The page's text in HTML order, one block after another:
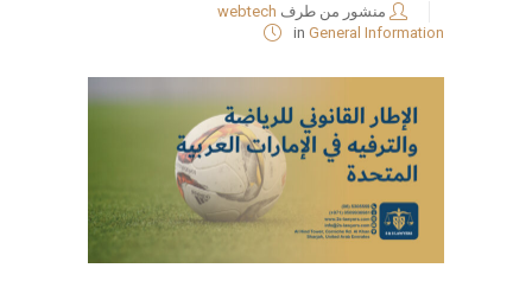
منشور من طرف webtech
in General Information